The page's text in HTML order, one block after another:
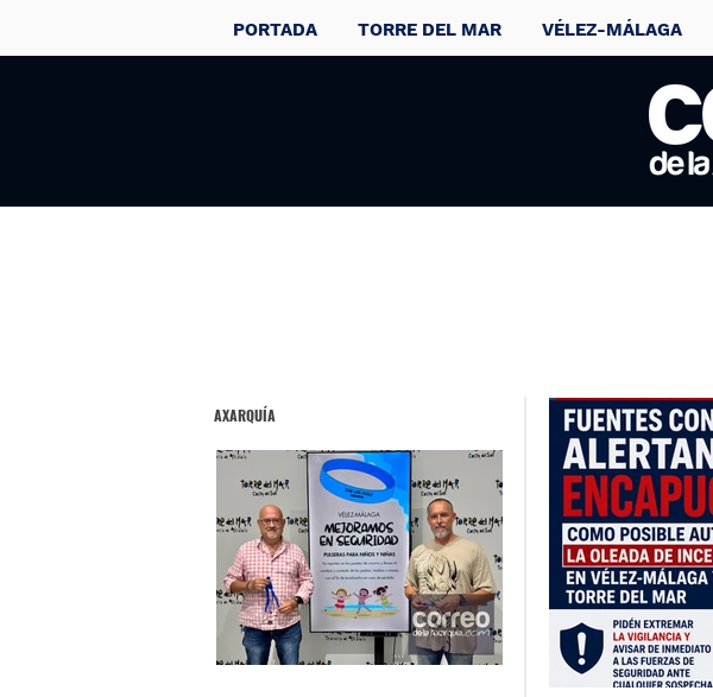
PORTADA TORRE DEL MAR VÉLEZ-MÁLAGA
AXARQUÍA